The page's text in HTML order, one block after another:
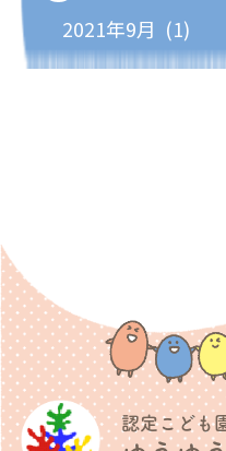
2021年9月 (1)
認定こども